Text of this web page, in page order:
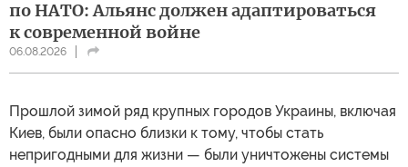
по НАТО: Альянс должен адаптироваться
к современной войне
06.08.2026
Прошлой зимой ряд крупных городов Украины, включая
Киев, были опасно близки к тому, чтобы стать
непригодными для жизни — были уничтожены системы